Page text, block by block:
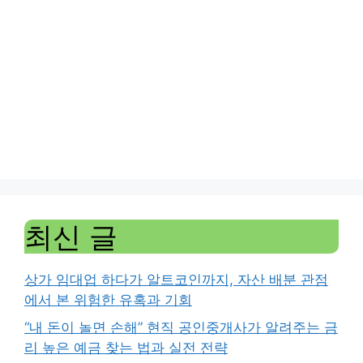
최신 글
상가 임대업 하다가 알트코인까지, 자산 배분 관점
에서 본 위험한 유혹과 기회
“내 돈이 놀면 손해” 현직 공인중개사가 알려주는 금
리 높은 예금 찾는 법과 실전 전략